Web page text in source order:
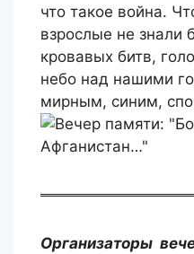
что такое война.
взрослые не знали
кровавых битв,
небо над нашими
мирным, синим,
Организаторы